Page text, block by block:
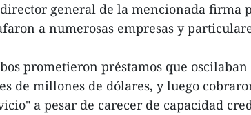
general de la mencionada firma
a numerosas empresas y
prometieron préstamos que
de millones de dólares, y luego
a pesar de carecer de capacidad